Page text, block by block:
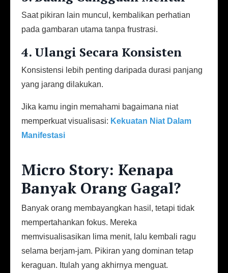
Saat pikiran lain muncul, kembalikan perhatian
pada gambaran utama tanpa frustrasi.
4. Ulangi Secara Konsisten
Konsistensi lebih penting daripada durasi panjang
yang jarang dilakukan.
Jika kamu ingin memahami bagaimana niat
memperkuat visualisasi: Kekuatan Niat Dalam
Manifestasi
Micro Story: Kenapa
Banyak Orang Gagal?
Banyak orang membayangkan hasil, tetapi tidak
mempertahankan fokus. Mereka
memvisualisasikan lima menit, lalu kembali ragu
selama berjam-jam. Pikiran yang dominan tetap
keraguan. Itulah yang akhirnya menguat.